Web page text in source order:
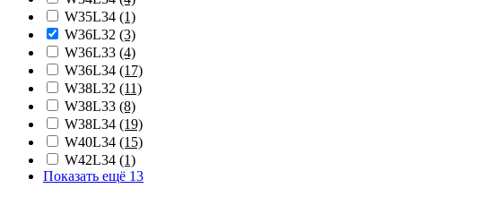
W35L34 (1)
W36L32 (3)
W36L33 (4)
W36L34 (17)
W38L32 (11)
W38L33 (8)
W38L34 (19)
W40L34 (15)
W42L34 (1)
Показать ещё 13